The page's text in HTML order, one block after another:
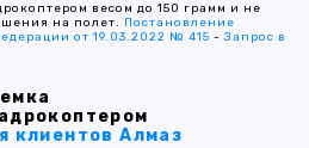
весом до 150 грамм и не
на полет. Постановление
от 19.03.2022 № 415 -Запрос в
клиентов Алмаз